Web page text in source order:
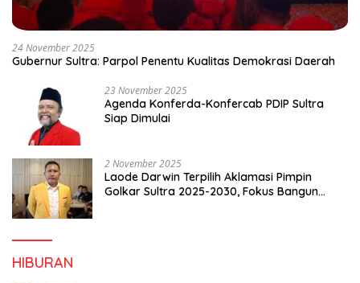
24 November 2025
Gubernur Sultra: Parpol Penentu Kualitas Demokrasi Daerah
23 November 2025
Agenda Konferda-Konfercab PDIP Sultra
Siap Dimulai
2 November 2025
Laode Darwin Terpilih Aklamasi Pimpin
Golkar Sultra 2025-2030, Fokus Bangun
HIBURAN